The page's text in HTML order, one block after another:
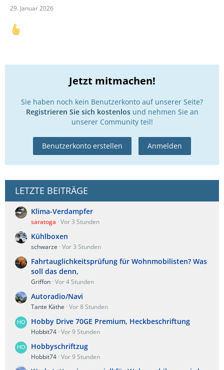
Digga ist jetzt schon einge Wochen da,…
29. Januar 2026
Jetzt mitmachen!
Sie haben noch kein Benutzerkonto auf unserer Seite?
Registrieren Sie sich kostenlosund nehmen Sie an
unserer Community teil!
Benutzerkonto erstellen Anmelden
LETZTE BEITRÄGE
Klima-Verdampfer
saratoga Vor 3 Stunden
Kühlboxen
schwarze Vor 3 Stunden
Fahrtauglichkeitsprüfung für Wohnmobilisten? Was
soll das denn,
Griffon Vor 4 Stunden
Autoradio/Navi
Tante Käthe Vor 8 Stunden
Hobby Drive 70GE Premium, Heckbeschriftung
Hobbit74 Vor 9 Stunden
Hobbyschriftzug
Hobbit74 Vor 9 Stunden